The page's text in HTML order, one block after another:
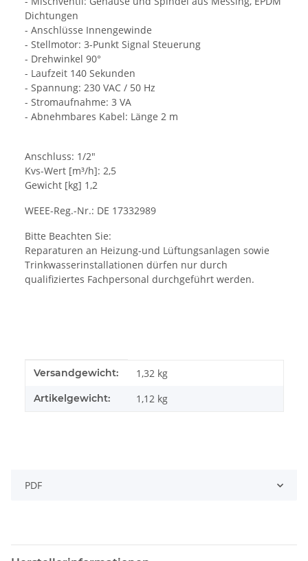
Dichtungen
- Anschlüsse Innengewinde
- Stellmotor: 3-Punkt Signal Steuerung
- Drehwinkel 90°
- Laufzeit 140 Sekunden
- Spannung: 230 VAC / 50 Hz
- Stromaufnahme: 3 VA
- Abnehmbares Kabel: Länge 2 m
Anschluss: 1/2"
Kvs-Wert [m³/h]: 2,5
Gewicht [kg] 1,2
WEEE-Reg.-Nr.: DE 17332989
Bitte Beachten Sie:
Reparaturen an Heizung-und Lüftungsanlagen sowie
Trinkwasserinstallationen dürfen nur durch
qualifiziertes Fachpersonal durchgeführt werden.
Produkteigenschaft
Wert
Versandgewicht: 1,32 kg
Artikelgewicht: 1,12 kg
PDF